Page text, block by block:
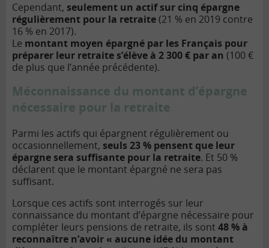
Cependant, seulement un actif sur cinq épargne
régulièrement pour la retraite(21 % en 2019 contre
16 % en 2017).
Le montant moyen épargné par les Français pour
préparer leur retraite s’élève à 2 300 € par an (100 €
de plus que l’année précédente).
Méconnaissance du montant d’épargne
nécessaire pour la retraite
Parmi les actifs qui épargnent régulièrement ou
occasionnellement, seuls 23 % pensent que leur
épargne sera suffisante pour la retraite. Et 50 %
déclarent que le montant épargné ne sera pas
suffisant.
Lorsque ces actifs sont interrogés sur leur
connaissance du montant d’épargne nécessaire pour
compléter leurs pensions de retraite, ils sont 48 % à
reconnaître n’avoir « aucune idée du montant